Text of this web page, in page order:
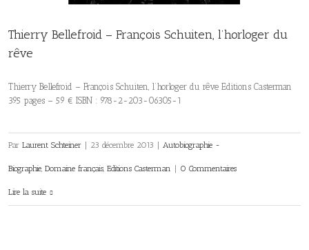
Thierry Bellefroid – François Schuiten, l’horloger du
rêve
Thierry Bellefroid – François Schuiten, l’horloger du rêve Editions Casterman
395 pages – 59 € ISBN : 978-2-203-06305-1
Par Laurent Schteiner 23 décembre 2013 Autobiographie -
Biographie, Domaine français, Editions Casterman 0 Commentaires
Lire la suite